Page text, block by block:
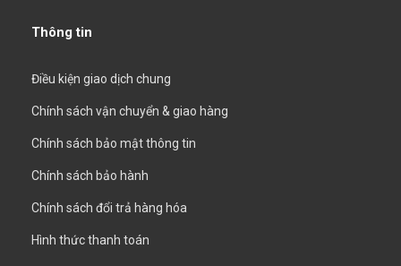
Thông tin
Điều kiện giao dịch chung
Chính sách vận chuyển & giao hàng
Chính sách bảo mật thông tin
Chính sách bảo hành
Chính sách đổi trả hàng hóa
Hình thức thanh toán